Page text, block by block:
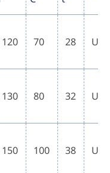
120 70 28
130 80 32
150 100 38